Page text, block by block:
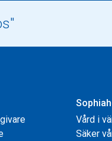
Vård i
Säker